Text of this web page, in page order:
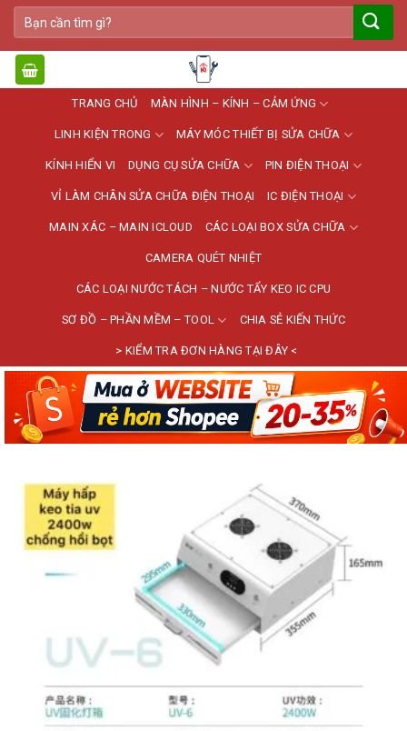
Bỏ
qua
nội
dung
Tìm
kiếm:
TRANG CHỦ MÀN HÌNH – KÍNH – CẢM ỨNG
LINH KIỆN TRONG MÁY MÓC THIẾT BỊ SỬA CHỮA
KÍNH HIỂN VI DỤNG CỤ SỬA CHỮA PIN ĐIỆN THOẠI
VỈ LÀM CHÂN SỬA CHỮA ĐIỆN THOẠI IC ĐIỆN THOẠI
MAIN XÁC – MAIN ICLOUD CÁC LOẠI BOX SỬA CHỮA
CAMERA QUÉT NHIỆT
CÁC LOẠI NƯỚC TÁCH – NƯỚC TẨY KEO IC CPU
SƠ ĐỒ – PHẦN MỀM – TOOL CHIA SẺ KIẾN THỨC
> KIỂM TRA ĐƠN HÀNG TẠI ĐÂY <